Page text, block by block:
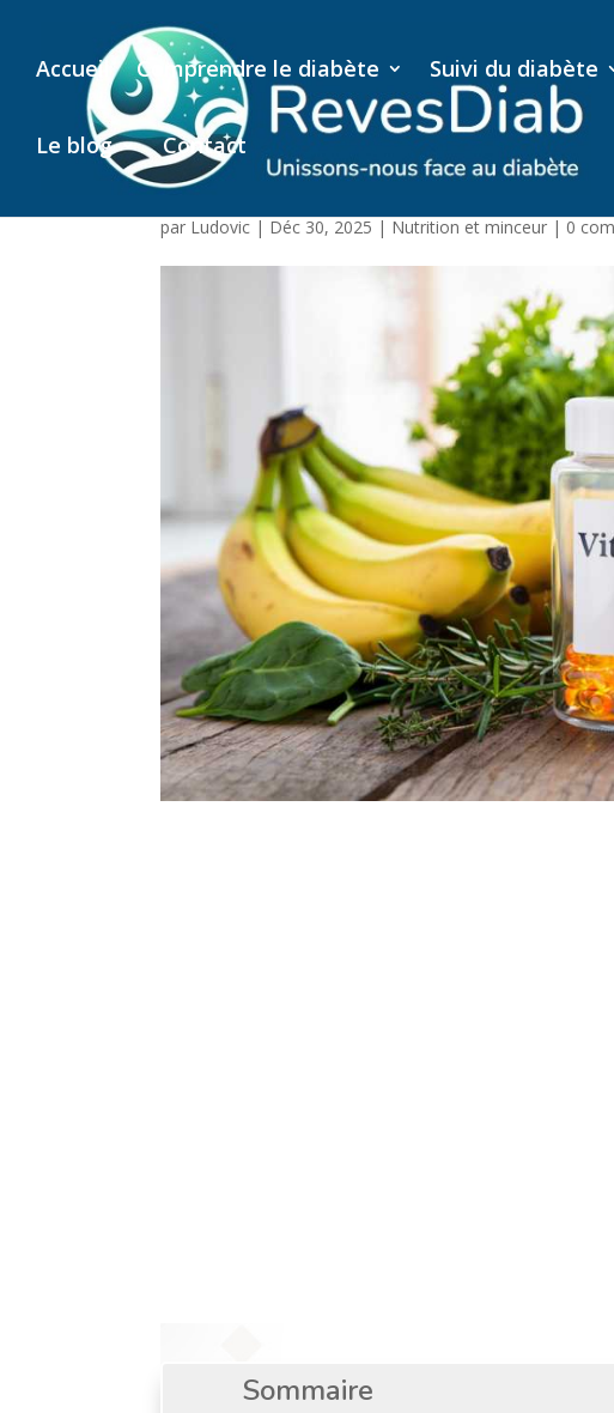
Accueil Comprendre le diabète Suivi du diabète
Le blog Contact
Vitamine B6 : Bienfaits,
par Ludovic | Déc 30, 2025 | Nutrition et minceur | 0
Sommaire